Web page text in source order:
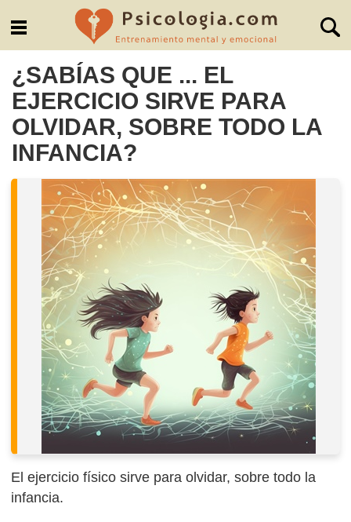
¿SABÍAS QUE ... EL
EJERCICIO SIRVE PARA
OLVIDAR, SOBRE TODO LA
INFANCIA?
El ejercicio físico sirve para olvidar, sobre todo la
infancia.